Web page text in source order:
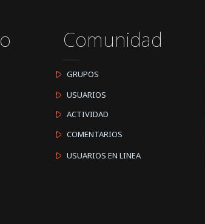
Comunidad
GRUPOS
USUARIOS
ACTIVIDAD
COMENTARIOS
USUARIOS EN LINEA